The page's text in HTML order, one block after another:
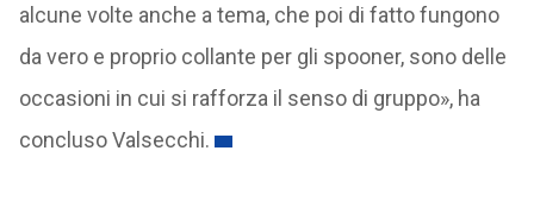
alcune volte anche a tema, che poi di fatto fungono
da vero e proprio collante per gli spooner, sono delle
occasioni in cui si rafforza il senso di gruppo», ha
concluso Valsecchi.